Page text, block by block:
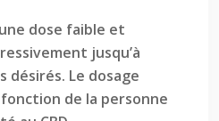
dose faible et
jusqu’à
Le dosage
de la personne